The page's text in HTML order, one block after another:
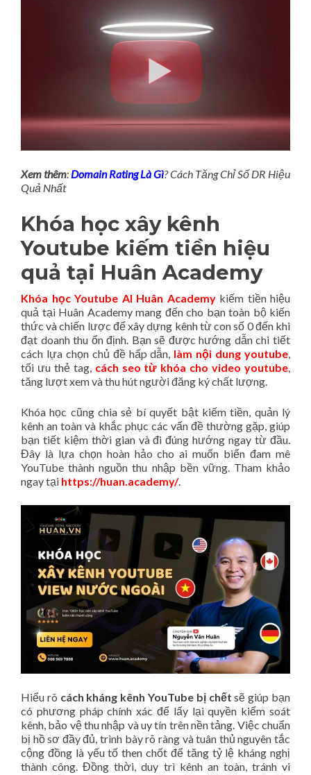
Xem thêm: Domain Rating Là Gì? Cách Tăng Chỉ Số DR Hiệu
Quả Nhất
Khóa học xây kênh
Youtube kiếm tiền hiệu
quả tại Huân Academy
Khóa học Youtube AI Huân Academykiếm tiền hiệu
quả tại Huân Academy mang đến cho bạn toàn bộ kiến
thức và chiến lược để xây dựng kênh từ con số 0 đến khi
đạt doanh thu ổn định. Bạn sẽ được hướng dẫn chi tiết
cách lựa chọn chủ đề hấp dẫn, làm nội dung youtube,
tối ưu thẻ tag, cách seo từ khóa cho video youtube,
tăng lượt xem và thu hút người đăng ký chất lượng.
Khóa học cũng chia sẻ bí quyết bật kiếm tiền, quản lý
kênh an toàn và khắc phục các vấn đề thường gặp, giúp
bạn tiết kiệm thời gian và đi đúng hướng ngay từ đầu.
Đây là lựa chọn hoàn hảo cho ai muốn biến đam mê
YouTube thành nguồn thu nhập bền vững. Tham khảo
ngay tại https://huan.academy/.
Hiểu rõ cách kháng kênh YouTube bị chết sẽ giúp bạn
có phương pháp chính xác để lấy lại quyền kiểm soát
kênh, bảo vệ thu nhập và uy tín trên nền tảng. Việc chuẩn
bị hồ sơ đầy đủ, trình bày rõ ràng và tuân thủ nguyên tắc
cộng đồng là yếu tố then chốt để tăng tỷ lệ kháng nghị
thành công. Đồng thời, duy trì kênh an toàn, tránh vi